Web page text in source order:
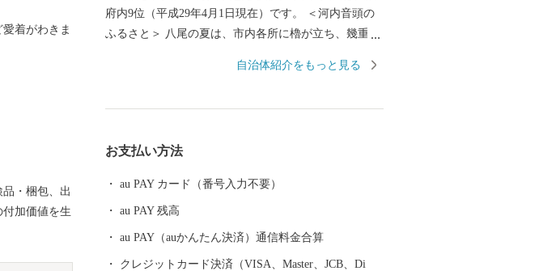
着がわきま
・梱包、出
加価値を生
府内9位（平成29年4月1日現在）です。 ＜河内音頭の
ふるさと＞ 八尾の夏は、市内各所に櫓が立ち、幾重に
と踊りが、世代を超えて八尾の人々を熱くさせます。
とされています。流し節とも言われ、ゆったりと語り
年9月上旬に盛大に開催される八尾河内音頭まつり。河
内音頭グランプリや大盆踊り大会などが行われ、河内
音頭一色のまつりは多くの市民で賑わいます。 ＜歴史
自治体紹介をもっと見る
お支払い方法
au PAY カード（番号入力不要）
au PAY 残高
au PAY（auかんたん決済）通信料金合算
クレジットカード決済（VISA、Master、JCB、Di